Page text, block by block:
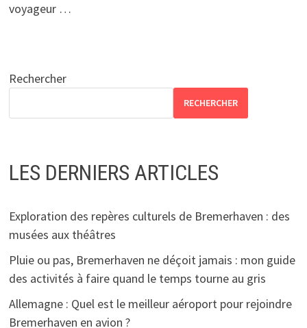
voyageur …
Rechercher
RECHERCHER
LES DERNIERS ARTICLES
Exploration des repères culturels de Bremerhaven : des
musées aux théâtres
Pluie ou pas, Bremerhaven ne déçoit jamais : mon guide
des activités à faire quand le temps tourne au gris
Allemagne : Quel est le meilleur aéroport pour rejoindre
Bremerhaven en avion ?